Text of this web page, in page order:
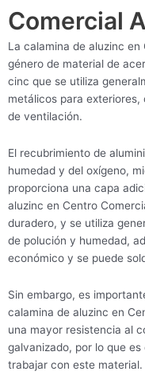
Comercial
La calamina de aluzinc
género de material de
cinc que se utiliza
metálicos para
de ventilación.
El recubrimiento de
humedad y del oxígeno,
proporciona una capa
aluzinc en Centro
duradero, y se utiliza
de polución y humedad,
económico y se puede
Sin embargo, es
calamina de aluzinc en
una mayor resistencia al
galvanizado, por lo que
trabajar con este material.